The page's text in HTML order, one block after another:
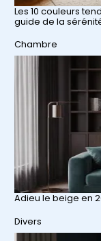
Les 10 couleurs
guide de la
Par rapport à
Chambre
Adieu le beige en
Par rapport à
Divers